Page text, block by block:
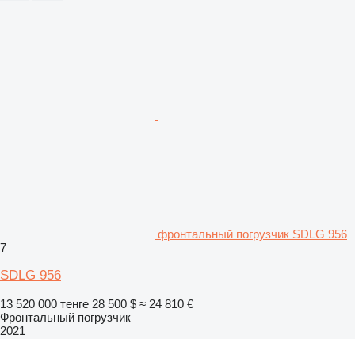
фронтальный погрузчик SDLG 956
7
SDLG 956
13 520 000 тенге 28 500 $ ≈ 24 810 €
Фронтальный погрузчик
2021